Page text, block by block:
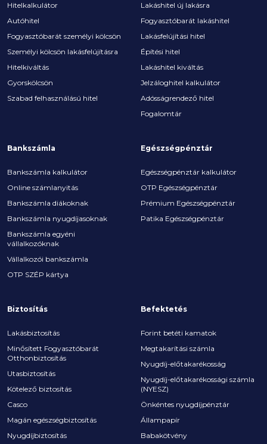
Hitelkalkulátor
Autóhitel
Fogyasztóbarát személyi kölcsön
Személyi kölcsön lakásfelújításra
Hitelkiváltás
Gyorskölcsön
Szabad felhasználású hitel
Lakáshitel új lakásra
Fogyasztóbarát lakáshitel
Lakásfelújítási hitel
Építési hitel
Lakáshitel kiváltás
Jelzáloghitel kalkulátor
Adósságrendező hitel
Fogalomtár
Bankszámla
Bankszámla kalkulátor
Online számlanyitás
Bankszámla diákoknak
Bankszámla nyugdíjasoknak
Bankszámla egyéni
vállalkozóknak
Vállalkozói bankszámla
OTP SZÉP kártya
Egészségpénztár
Egészségpénztár kalkulátor
OTP Egészségpénztár
Prémium Egészségpénztár
Patika Egészségpénztár
Biztosítás
Lakásbiztosítás
Minősített Fogyasztóbarát
Otthonbiztosítás
Utasbiztosítás
Kötelező biztosítás
Casco
Magán egészségbiztosítás
Nyugdíjbiztosítás
Befektetés
Forint betéti kamatok
Megtakarítási számla
Nyugdíj-előtakarékosság
Nyugdíj-előtakarékossági számla
(NYESZ)
Önkéntes nyugdíjpénztár
Állampapír
Babakötvény